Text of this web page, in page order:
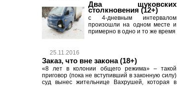
Два щуковских
столкновения (12+)
с 4-дневным интервалом
произошли на одном месте и
примерно в одно и то же время
25.11.2016
Заказ, что вне закона (18+)
«8 лет в колонии общего режима» – такой
приговор (пока не вступивший в законную силу)
суд вынес жительнице Вахрушей, которая в